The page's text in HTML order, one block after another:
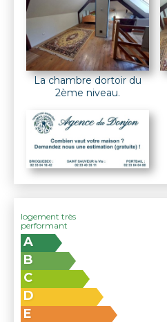
La chambre dortoir du
2ème niveau.
logement très
performant
A
B
C
D
E